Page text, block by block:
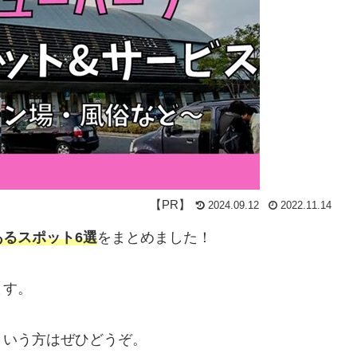
2024.09.12 2022.11.14
スポット6選をまとめました！
。
う方はぜひどうぞ。